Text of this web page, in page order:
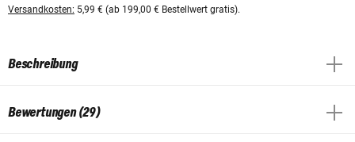
Versandkosten: 5,99 € (ab 199,00 € Bestellwert gratis).
Beschreibung
Bewertungen (29)